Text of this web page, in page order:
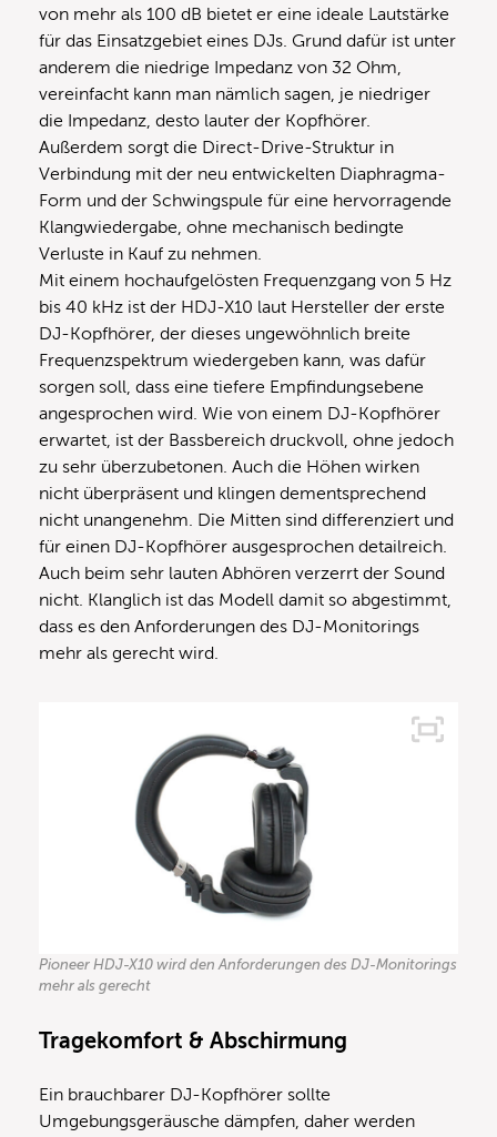
von mehr als 100 dB bietet er eine ideale Lautstärke
für das Einsatzgebiet eines DJs. Grund dafür ist unter
anderem die niedrige Impedanz von 32 Ohm,
vereinfacht kann man nämlich sagen, je niedriger
die Impedanz, desto lauter der Kopfhörer.
Außerdem sorgt die Direct-Drive-Struktur in
Verbindung mit der neu entwickelten Diaphragma-
Form und der Schwingspule für eine hervorragende
Klangwiedergabe, ohne mechanisch bedingte
Verluste in Kauf zu nehmen.
Mit einem hochaufgelösten Frequenzgang von 5 Hz
bis 40 kHz ist der HDJ-X10 laut Hersteller der erste
DJ-Kopfhörer, der dieses ungewöhnlich breite
Frequenzspektrum wiedergeben kann, was dafür
sorgen soll, dass eine tiefere Empfindungsebene
angesprochen wird. Wie von einem DJ-Kopfhörer
erwartet, ist der Bassbereich druckvoll, ohne jedoch
zu sehr überzubetonen. Auch die Höhen wirken
nicht überpräsent und klingen dementsprechend
nicht unangenehm. Die Mitten sind differenziert und
für einen DJ-Kopfhörer ausgesprochen detailreich.
Auch beim sehr lauten Abhören verzerrt der Sound
nicht. Klanglich ist das Modell damit so abgestimmt,
dass es den Anforderungen des DJ-Monitorings
mehr als gerecht wird.
Pioneer HDJ-X10 wird den Anforderungen des DJ-Monitorings
mehr als gerecht
Tragekomfort & Abschirmung
Ein brauchbarer DJ-Kopfhörer sollte
Umgebungsgeräusche dämpfen, daher werden